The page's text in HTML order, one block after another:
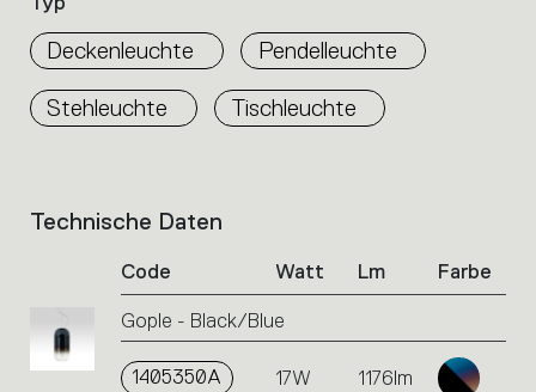
Deckenleuchte Pendelleuchte
Stehleuchte Tischleuchte
List
the
Technische Daten
Code Watt Lm Farbe
Gople - Black/Blue
1405350A 17W 1176lm